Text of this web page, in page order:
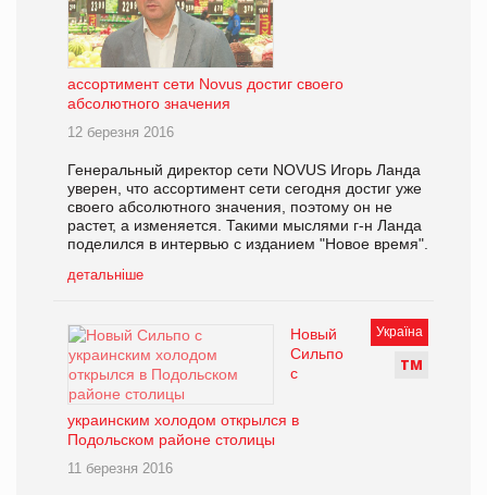
ассортимент сети Novus достиг своего
абсолютного значения
12 березня 2016
Генеральный директор сети NOVUS Игорь Ланда
уверен, что ассортимент сети сегодня достиг уже
своего абсолютного значения, поэтому он не
растет, а изменяется. Такими мыслями г-н Ланда
поделился в интервью с изданием "Новое время".
детальніше
Україна
ТМ
Новый
Сильпо
с
украинским холодом открылся в
Подольском районе столицы
11 березня 2016